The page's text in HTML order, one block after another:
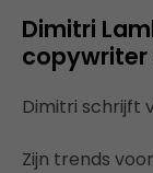
Dimitri
copywriter
Dimitri schrijft
Zijn trends